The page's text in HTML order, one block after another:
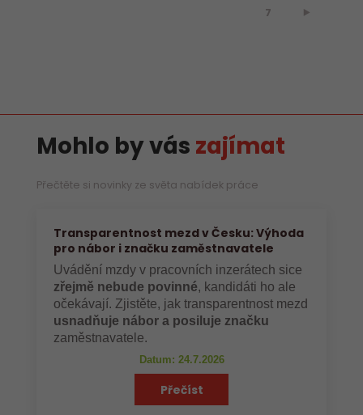
7 ⯈
Mohlo by vás zajímat
Přečtěte si novinky ze světa nabídek práce
Transparentnost mezd v Česku: Výhoda
pro nábor i značku zaměstnavatele
Uvádění mzdy v pracovních inzerátech sice
zřejmě nebude povinné, kandidáti ho ale
očekávají. Zjistěte, jak transparentnost mezd
usnadňuje nábor a posiluje značku
zaměstnavatele.
Datum: 24.7.2026
Přečíst